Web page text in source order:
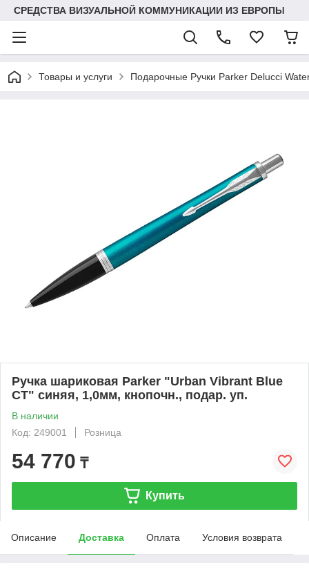
СРЕДСТВА ВИЗУАЛЬНОЙ КОММУНИКАЦИИ ИЗ ЕВРОПЫ
Товары и услуги Подарочные Ручки Parker Delucci
Ручка шариковая Parker "Urban Vibrant Blue
CT" синяя, 1,0мм, кнопочн., подар. уп.
В наличии
Код: 249001
Розница
54 770 ₸
Купить
Описание Доставка Оплата Условия возврата